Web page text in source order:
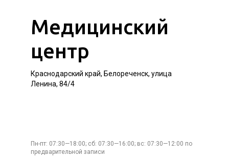
Медицинский
центр
Краснодарский край, Белореченск, улица
Ленина, 84/4
Пн-пт: 07:30—18:00; сб: 07:30—16:00; вс: 07:30—12:00 по
предварительной записи